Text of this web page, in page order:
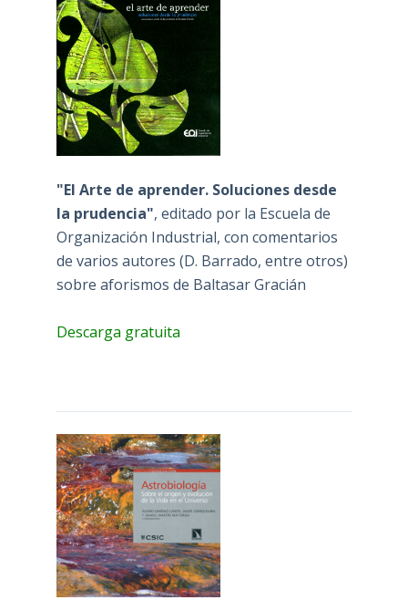
"El Arte de aprender. Soluciones desde
la prudencia", editado por la Escuela de
Organización Industrial, con comentarios
de varios autores (D. Barrado, entre otros)
sobre aforismos de Baltasar Gracián
Descarga gratuita